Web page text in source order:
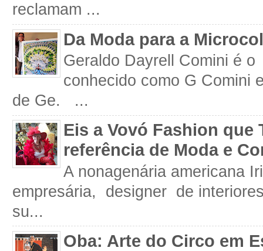
reclamam ...
Da Moda para a
Geraldo Dayrell Comini é
conhecido como G Comini
de Ge. ...
Eis a Vovó Fashion que
referência de Moda e
A nonagenária americana
empresária, designer de
su...
Oba: Arte do Circo em